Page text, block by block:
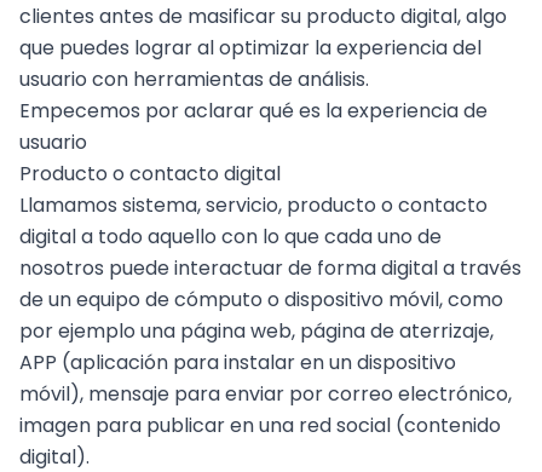
clientes antes de masificar su producto digital, algo
que puedes lograr aloptimizar la experiencia del
usuario con herramientas de análisis.
Empecemos por aclarar qué es la experiencia de
usuario
Producto o contacto digital
Llamamos sistema, servicio, producto o contacto
digital a todo aquello con lo que cada uno de
nosotros puede interactuar de forma digital a través
de un equipo de cómputo o dispositivo móvil, como
por ejemplo una página web, página de aterrizaje,
APP (aplicación para instalar en un dispositivo
móvil), mensaje para enviar por correo electrónico,
imagen para publicar en una red social (contenido
digital).